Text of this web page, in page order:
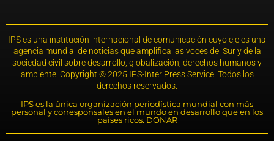
IPS es una institución internacional de comunicación cuyo eje es una
agencia mundial de noticias que amplifica las voces del Sur y de la
sociedad civil sobre desarrollo, globalización, derechos humanos y
ambiente. Copyright © 2025 IPS-Inter Press Service. Todos los
derechos reservados.
IPS es la única organización periodística mundial con más
personal y corresponsales en el mundo en desarrollo que en los
países ricos. DONAR